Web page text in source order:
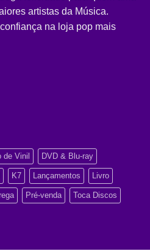
artistas da Música.
na loja pop mais
de Vinil DVD & Blu-ray
K7 Lançamentos Livro
Pré-venda Toca Discos